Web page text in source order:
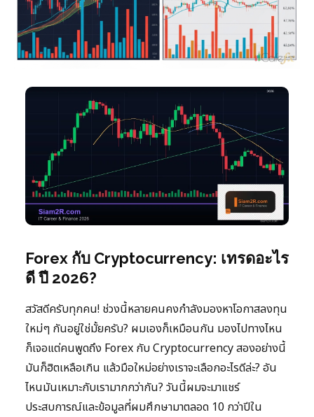
Forex กับ Cryptocurrency: เทรดอะไร
ดี ปี 2026?
สวัสดีครับทุกคน! ช่วงนี้หลายคนคงกำลังมองหาโอกาสลงทุน
ใหม่ๆ กันอยู่ใช่มั้ยครับ? ผมเองก็เหมือนกัน มองไปทางไหน
ก็เจอแต่คนพูดถึง Forex กับ Cryptocurrency สองอย่างนี้
มันก็ฮิตเหลือเกิน แล้วมือใหม่อย่างเราจะเลือกอะไรดีล่ะ? อัน
ไหนมันเหมาะกับเรามากกว่ากัน? วันนี้ผมจะมาแชร์
ประสบการณ์และข้อมูลที่ผมศึกษามาตลอด 10 กว่าปีใน